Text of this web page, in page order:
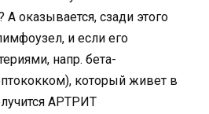
оказывается, сзади этого
и если его
напр. бета-
который живет в
АРТРИТ